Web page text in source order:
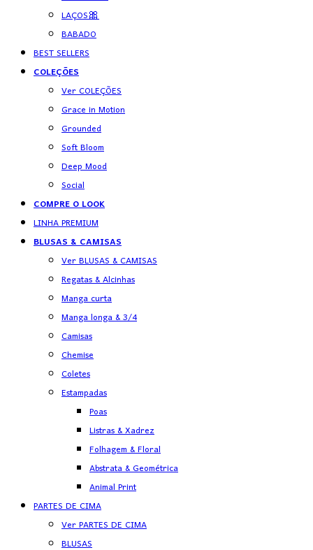
LAÇOS🎀
BABADO
BEST SELLERS
COLEÇÕES
Ver COLEÇÕES
Grace in Motion
Grounded
Soft Bloom
Deep Mood
Social
COMPRE O LOOK
LINHA PREMIUM
BLUSAS & CAMISAS
Ver BLUSAS & CAMISAS
Regatas & Alcinhas
Manga curta
Manga longa & 3/4
Camisas
Chemise
Coletes
Estampadas
Poas
Listras & Xadrez
Folhagem & Floral
Abstrata & Geométrica
Animal Print
PARTES DE CIMA
Ver PARTES DE CIMA
BLUSAS